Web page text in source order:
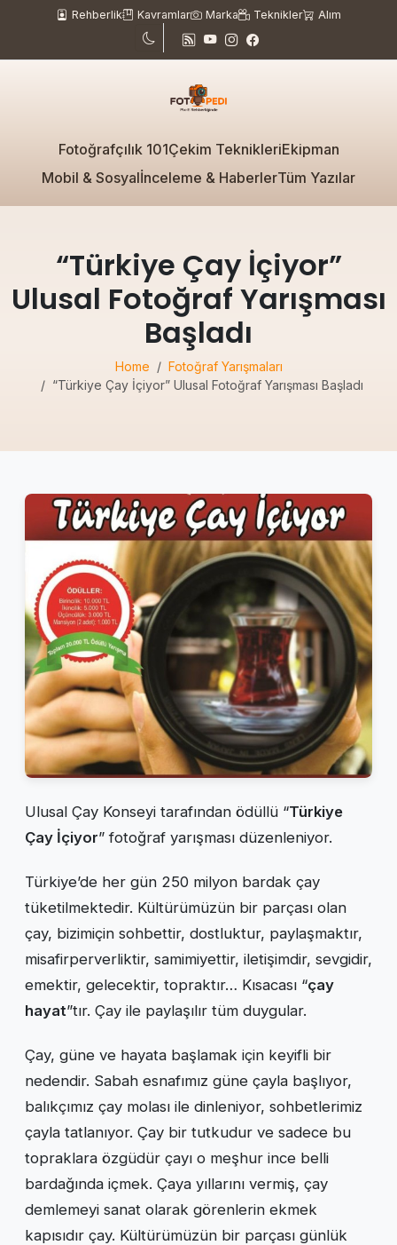
Rehberlik Kavramlar Marka Teknikler Alım
Fotoğrafçılık 101Çekim TeknikleriEkipman
Mobil & Sosyalİnceleme & HaberlerTüm Yazılar
“Türkiye Çay İçiyor”
Ulusal Fotoğraf Yarışması
Başladı
Home
Fotoğraf Yarışmaları
“Türkiye Çay İçiyor” Ulusal Fotoğraf Yarışması Başladı
Ulusal Çay Konseyi tarafından ödüllü “Türkiye
Çay İçiyor” fotoğraf yarışması düzenleniyor.
Türkiye’de her gün 250 milyon bardak çay
tüketilmektedir. Kültürümüzün bir parçası olan
çay, bizimiçin sohbettir, dostluktur, paylaşmaktır,
misafirperverliktir, samimiyettir, iletişimdir, sevgidir,
emektir, gelecektir, topraktır… Kısacası “çay
hayat”tır. Çay ile paylaşılır tüm duygular.
Çay, güne ve hayata başlamak için keyifli bir
nedendir. Sabah esnafımız güne çayla başlıyor,
balıkçımız çay molası ile dinleniyor, sohbetlerimiz
çayla tatlanıyor. Çay bir tutkudur ve sadece bu
topraklara özgüdür çayı o meşhur ince belli
bardağında içmek. Çaya yıllarını vermiş, çay
demlemeyi sanat olarak görenlerin ekmek
kapısıdır çay. Kültürümüzün bir parçası günlük